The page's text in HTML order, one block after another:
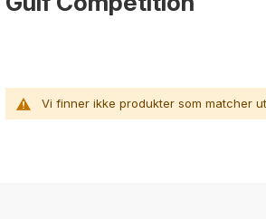
Vi finner ikke produkter som matcher